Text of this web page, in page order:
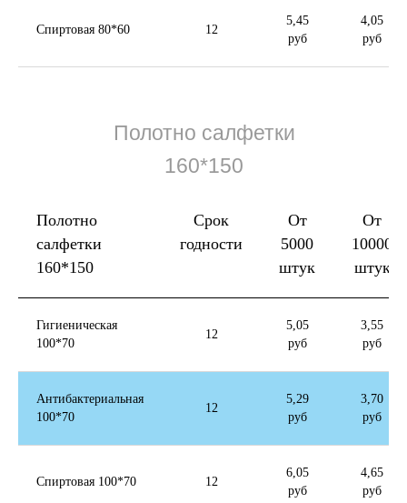
Спиртовая 80*60 12
5,45
руб
4,05
руб
Полотно салфетки
160*150
Полотно
салфетки
160*150
Срок
годности
От
5000
штук
От
10000
штук
Гигиеническая
100*70
12
5,05
руб
3,55
руб
Антибактериальная
100*70
12
5,29
руб
3,70
руб
Спиртовая 100*70 12
6,05
руб
4,65
руб